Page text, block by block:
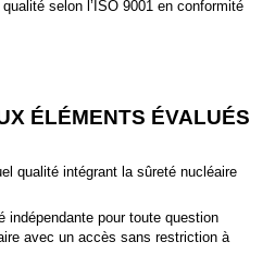
selon l’ISO 9001 en conformité
ÉLÉMENTS ÉVALUÉS
qualité intégrant la sûreté nucléaire
indépendante pour toute question
avec un accès sans restriction à